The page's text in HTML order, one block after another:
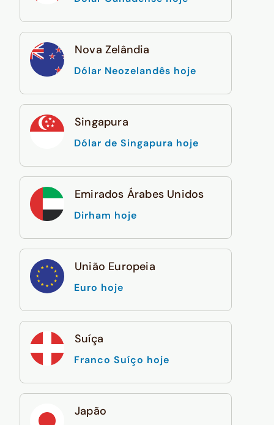
Nova Zelândia
Dólar Neozelandês hoje
Singapura
Dólar de Singapura hoje
Emirados Árabes Unidos
Dirham hoje
União Europeia
Euro hoje
Suíça
Franco Suíço hoje
Japão